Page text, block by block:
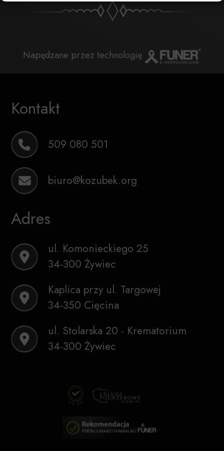
Napędzane przez technologię
Kontakt
509 080 501
biuro@kozubek.org
Adres
ul. Komonieckiego 25
34-300 Żywiec
Kaplica przy ul. Targowej
34-350 Cięcina
ul. Stolarska 20 - Krematorium
34-300 Żywiec